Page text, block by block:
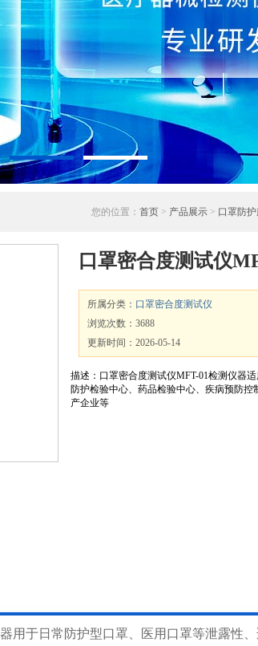
您的位置： 首页 > 产品展示 > 口罩防
口罩密合度测试仪
所属分类： 口罩密合度测试仪
浏览次数：3688
更新时间：2026-05-14
描述：口罩密合度测试仪MFT-01检测仪器
防护检验中心、药品检验中心、疾病预防
产企业等
用于日常防护型口罩、医用口罩等泄露性